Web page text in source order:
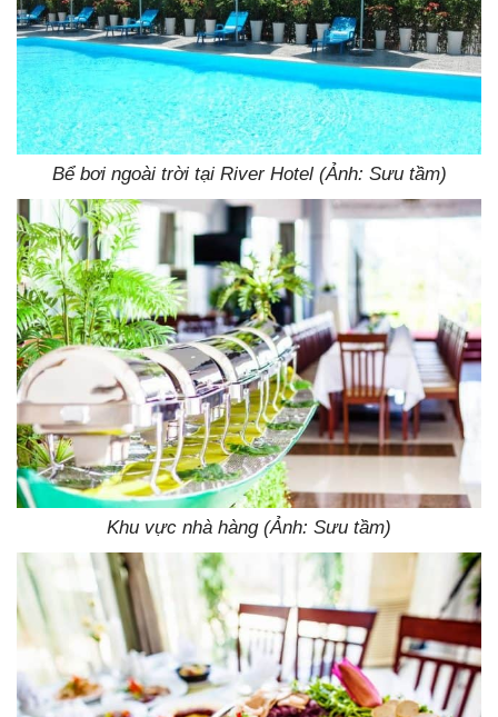
Bể bơi ngoài trời tại River Hotel (Ảnh: Sưu tầm)
Khu vực nhà hàng (Ảnh: Sưu tầm)